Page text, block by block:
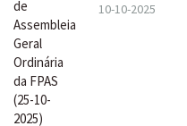
10-10-2025